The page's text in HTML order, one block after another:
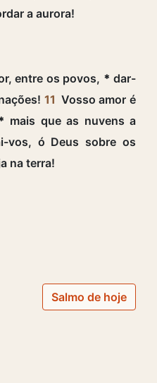
a aurora!
entre os povos, * dar-
11 Vosso amor é
mais que as nuvens a
vos, ó Deus sobre os
na terra!
Salmo de hoje